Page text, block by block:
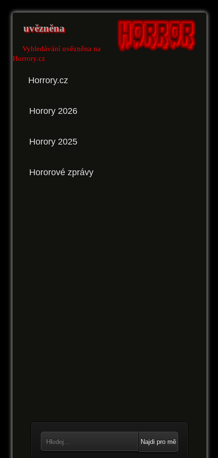
uvězněna
Vyhledávání uvězněna na
Horrory.cz
Horrory.cz
Horory 2026
Horory 2025
Hororové zprávy
Najdi pro mě